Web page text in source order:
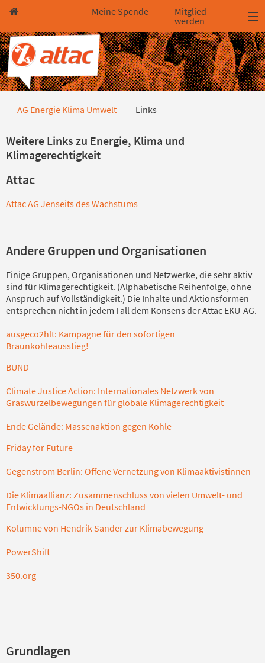
Direkt zum Hauptinhalt springen
Direkt zur Haupt-Navigation springen
Direkt zur Service-Navigation springen
Direkt zur Footer-Navigation springen
Direkt zum Footerinhalt springen
Meine Spende
Mitglied
werden
Links
AG Energie Klima Umwelt Links
Weitere Links zu Energie, Klima und
Klimagerechtigkeit
Attac
Attac AG Jenseits des Wachstums
Andere Gruppen und Organisationen
Einige Gruppen, Organisationen und Netzwerke, die sehr aktiv
sind für Klimagerechtigkeit. (Alphabetische Reihenfolge, ohne
Anspruch auf Vollständigkeit.) Die Inhalte und Aktionsformen
entsprechen nicht in jedem Fall dem Konsens der Attac EKU-AG.
ausgeco2hlt: Kampagne für den sofortigen
Braunkohleausstieg!
BUND
Climate Justice Action: Internationales Netzwerk von
Graswurzelbewegungen für globale Klimagerechtigkeit
Ende Gelände: Massenaktion gegen Kohle
Friday for Future
Gegenstrom Berlin: Offene Vernetzung von Klimaaktivistinnen
Die Klimaallianz: Zusammenschluss von vielen Umwelt- und
Entwicklungs-NGOs in Deutschland
Kolumne von Hendrik Sander zur Klimabewegung
PowerShift
350.org
Grundlagen